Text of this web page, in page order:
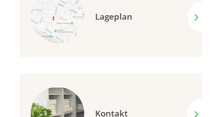
Lageplan
Kontakt